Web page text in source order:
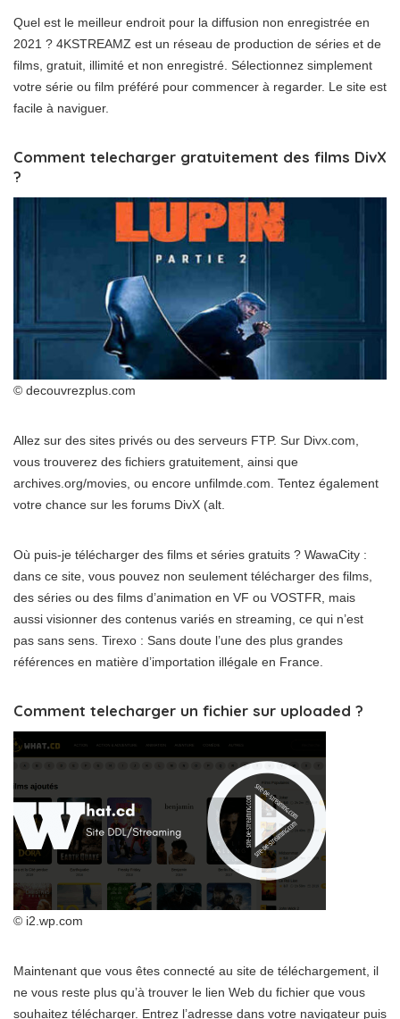
Quel est le meilleur endroit pour la diffusion non enregistrée en
2021 ? 4KSTREAMZ est un réseau de production de séries et de
films, gratuit, illimité et non enregistré. Sélectionnez simplement
votre série ou film préféré pour commencer à regarder. Le site est
facile à naviguer.
Comment telecharger gratuitement des films DivX
?
© decouvrezplus.com
Allez sur des sites privés ou des serveurs FTP. Sur Divx.com,
vous trouverez des fichiers gratuitement, ainsi que
archives.org/movies, ou encore unfilmde.com. Tentez également
votre chance sur les forums DivX (alt.
Où puis-je télécharger des films et séries gratuits ? WawaCity :
dans ce site, vous pouvez non seulement télécharger des films,
des séries ou des films d’animation en VF ou VOSTFR, mais
aussi visionner des contenus variés en streaming, ce qui n’est
pas sans sens. Tirexo : Sans doute l’une des plus grandes
références en matière d’importation illégale en France.
Comment telecharger un fichier sur uploaded ?
© i2.wp.com
Maintenant que vous êtes connecté au site de téléchargement, il
ne vous reste plus qu’à trouver le lien Web du fichier que vous
souhaitez télécharger. Entrez l’adresse dans votre navigateur puis